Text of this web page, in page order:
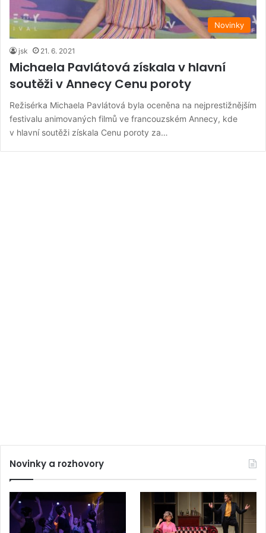
Novinky
jsk 21. 6. 2021
Michaela Pavlátová získala v hlavní
soutěži v Annecy Cenu poroty
Režisérka Michaela Pavlátová byla oceněna na nejprestižnějším
festivalu animovaných filmů ve francouzském Annecy, kde
v hlavní soutěži získala Cenu poroty za…
Novinky a rozhovory